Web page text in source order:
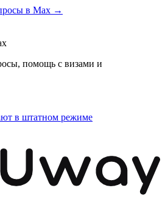
в Max →
помощь с визами и
в штатном режиме